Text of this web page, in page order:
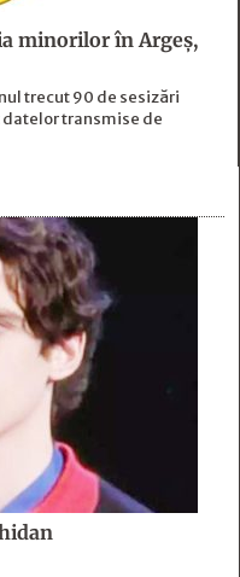
minorilor în Argeş,
trecut 90 de sesizări
transmise de